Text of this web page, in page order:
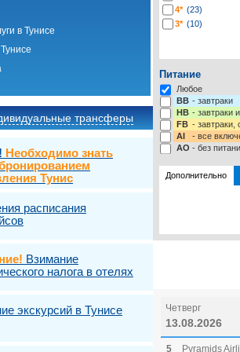
в Тунисе
трансферы
Необходимо знать
Тунис
расписания
Взимание
налога в отелях
экскурсий в Тунисе
4* (23)
3* (10)
Питание
Любое
BB - завтраки
HB - завтраки
FB -
AI
- все
AO - без
Дополнительно
Страховка от
Четверг
13.08.2026
5 Pyramids